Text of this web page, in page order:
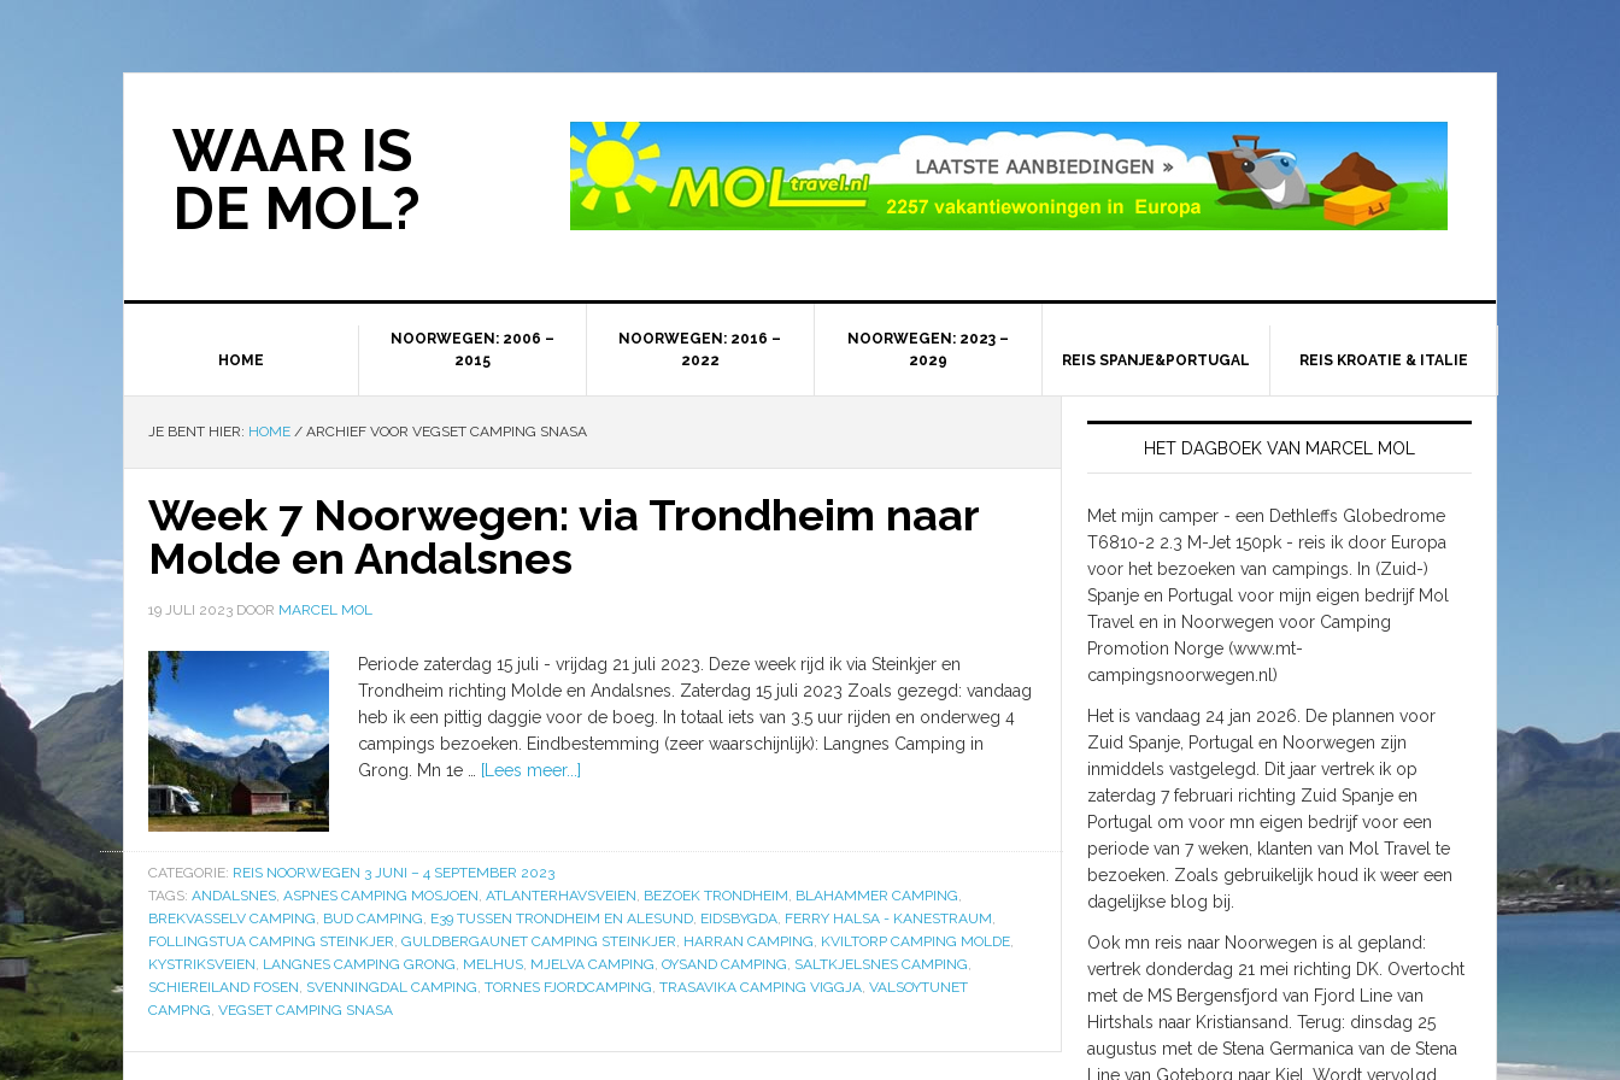
WAAR IS
DE MOL?
HOME
NOORWEGEN: 2006 –
2015
NOORWEGEN: 2016 –
2022
NOORWEGEN: 2023 –
2029
REIS SPANJE&PORTUGAL REIS KROATIE & ITALIE
JE BENT HIER: HOME / ARCHIEF VOOR VEGSET CAMPING SNASA
Week 7 Noorwegen: via Trondheim naar
Molde en Andalsnes
19 JULI 2023 DOOR MARCEL MOL
Periode zaterdag 15 juli - vrijdag 21 juli 2023. Deze week rijd ik via Steinkjer en
Trondheim richting Molde en Andalsnes. Zaterdag 15 juli 2023 Zoals gezegd: vandaag
heb ik een pittig daggie voor de boeg. In totaal iets van 3.5 uur rijden en onderweg 4
campings bezoeken. Eindbestemming (zeer waarschijnlijk): Langnes Camping in
Grong. Mn 1e …
[Lees meer...]
CATEGORIE: REIS NOORWEGEN 3 JUNI – 4 SEPTEMBER 2023
TAGS: ANDALSNES, ASPNES CAMPING MOSJOEN, ATLANTERHAVSVEIEN, BEZOEK TRONDHEIM, BLAHAMMER CAMPING,
BREKVASSELV CAMPING, BUD CAMPING, E39 TUSSEN TRONDHEIM EN ALESUND, EIDSBYGDA, FERRY HALSA - KANESTRAUM,
FOLLINGSTUA CAMPING STEINKJER, GULDBERGAUNET CAMPING STEINKJER, HARRAN CAMPING, KVILTORP CAMPING MOLDE,
KYSTRIKSVEIEN, LANGNES CAMPING GRONG, MELHUS, MJELVA CAMPING, OYSAND CAMPING, SALTKJELSNES CAMPING,
SCHIEREILAND FOSEN, SVENNINGDAL CAMPING, TORNES FJORDCAMPING, TRASAVIKA CAMPING VIGGJA, VALSOYTUNET
CAMPNG, VEGSET CAMPING SNASA
HET DAGBOEK VAN MARCEL MOL
Met mijn camper - een Dethleffs Globedrome
T6810-2 2.3 M-Jet 150pk - reis ik door Europa
voor het bezoeken van campings. In (Zuid-)
Spanje en Portugal voor mijn eigen bedrijf Mol
Travel en in Noorwegen voor Camping
Promotion Norge (www.mt-
campingsnoorwegen.nl)
Het is vandaag 24 jan 2026. De plannen voor
Zuid Spanje, Portugal en Noorwegen zijn
inmiddels vastgelegd. Dit jaar vertrek ik op
zaterdag 7 februari richting Zuid Spanje en
Portugal om voor mn eigen bedrijf voor een
periode van 7 weken, klanten van Mol Travel te
bezoeken. Zoals gebruikelijk houd ik weer een
dagelijkse blog bij.
Ook mn reis naar Noorwegen is al gepland:
vertrek donderdag 21 mei richting DK. Overtocht
met de MS Bergensfjord van Fjord Line van
Hirtshals naar Kristiansand. Terug: dinsdag 25
augustus met de Stena Germanica van de Stena
Line van Goteborg naar Kiel. Wordt vervolgd.